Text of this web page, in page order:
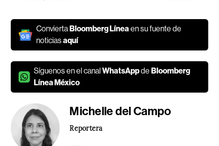
Convierta Bloomberg Líneaen su fuente de
noticiasaquí
Síguenos en el canalWhatsAppde Bloomberg
Línea México
Michelle del Campo
Reportera